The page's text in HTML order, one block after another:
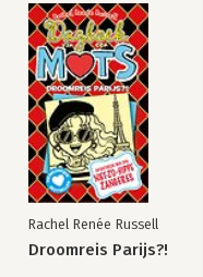
Rachel Renée Russell
Droomreis Parijs?!